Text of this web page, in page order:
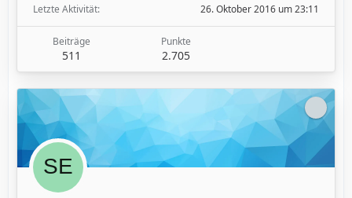
Letzte Aktivität 26. Oktober 2016 um 23:11
Beiträge
511
Punkte
2.705